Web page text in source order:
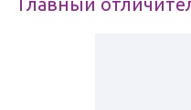
Главный